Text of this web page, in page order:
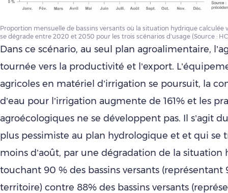
Proportion mensuelle de bassins versants où la situation hydrique calculée
se dégrade entre 2020 et 2050 pour les trois scénarios d’usage (Source :
Dans ce scénario, au seul plan agroalimentaire,
tournée vers la productivité et l’export.
agricoles en matériel d’irrigation se poursuit, la
d’eau pour l’irrigation augmente de 161% et les
agroécologiques ne se développent pas. Il s’agit
plus pessimiste au plan hydrologique et et qui se
moins d’août, par une dégradation de la situation
touchant 90 % des bassins versants (représentant
territoire) contre 88% des bassins versants